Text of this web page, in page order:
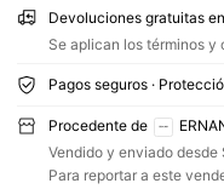
Devoluciones gratuitas
Se aplican los términos y
Pagos seguros ·
Procedente de
Vendido y enviado desde
Para reportar a este